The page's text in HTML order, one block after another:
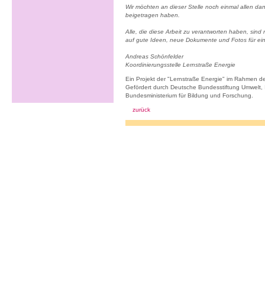
Wir möchten an dieser Stelle noch einmal allen
beigetragen haben.
Alle, die diese Arbeit zu verantworten haben,
auf gute Ideen, neue Dokumente und Fotos für
Andreas Schönfelder
Koordinierungsstelle Lernstraße Energie
Ein Projekt der "Lernstraße Energie" im Rahmen
Gefördert durch Deutsche Bundesstiftung
Bundesministerium für Bildung und Forschung.
zurück